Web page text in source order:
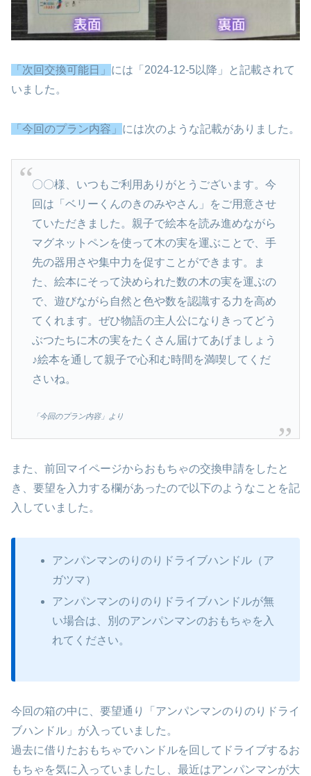
「次回交換可能日」 には「2024-12-5以降」と記載されて
いました。
「今回のプラン内容」 には次のような記載がありました。
〇〇様、いつもご利用ありがとうございます。今
回は「ベリーくんのきのみやさん」をご用意させ
ていただきました。親子で絵本を読み進めながら
マグネットペンを使って木の実を運ぶことで、手
先の器用さや集中力を促すことができます。ま
た、絵本にそって決められた数の木の実を運ぶの
で、遊びながら自然と色や数を認識する力を高め
てくれます。ぜひ物語の主人公になりきってどう
ぶつたちに木の実をたくさん届けてあげましょう
♪絵本を通して親子で心和む時間を満喫してくだ
さいね。
「今回のプラン内容」より
また、前回マイページからおもちゃの交換申請をしたと
き、要望を入力する欄があったので以下のようなことを記
入していました。
アンパンマンのりのりドライブハンドル（ア
ガツマ）
アンパンマンのりのりドライブハンドルが無
い場合は、別のアンパンマンのおもちゃを入
れてください。
今回の箱の中に、要望通り「アンパンマンのりのりドライ
ブハンドル」が入っていました。
過去に借りたおもちゃでハンドルを回してドライブするお
もちゃを気に入っていましたし、最近はアンパンマンが大